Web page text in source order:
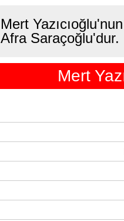
Mert
Afra Saraçoğlu'dur.
Mert